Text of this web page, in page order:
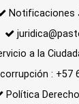
Notificaciones
a la
: +57
Política